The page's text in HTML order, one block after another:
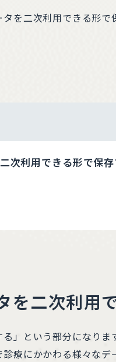
を二次利用できる形
次利用できる形で保存
を二次利用
」という部分になりま
療にかかわる様々な